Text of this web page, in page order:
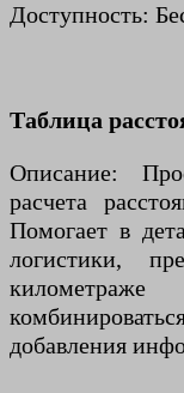
Доступность:
Таблица
Описание:
расчета
Помогает в
логистики,
добавления